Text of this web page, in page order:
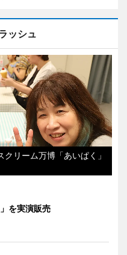
ッシュ
リーム万博「あいぱく」
を実演販売